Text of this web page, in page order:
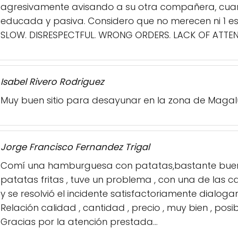
agresivamente avisando a su otra compañera,
educada y pasiva. Considero que no merecen ni 1
SLOW. DISRESPECTFUL. WRONG ORDERS. LACK OF
Isabel Rivero Rodriguez
Muy buen sitio para desayunar en la zona de
Jorge Francisco Fernandez Trigal
Comí una hamburguesa con patatas,bastante
patatas fritas , tuve un problema , con una de las
y se resolvió el incidente satisfactoriamente
Relación calidad , cantidad , precio , muy bien ,
Gracias por la atención prestada...